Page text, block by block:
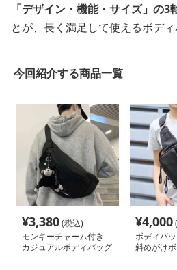
「デザイン・機能・サイズ」の
とが、長く満足して使えるボディ
今回紹介する商品一覧
¥3,380(税込)
モンキーチャーム付き
カジュアルボディバッグ
¥4,000
ボディバ
斜めがけ